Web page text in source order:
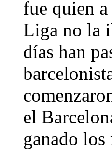
fue quien
Liga no la
días han
el
ganado